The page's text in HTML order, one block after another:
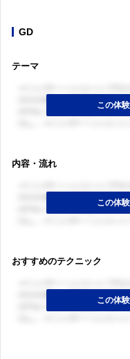
GD
テーマ
内容・流れ
おすすめのテクニック